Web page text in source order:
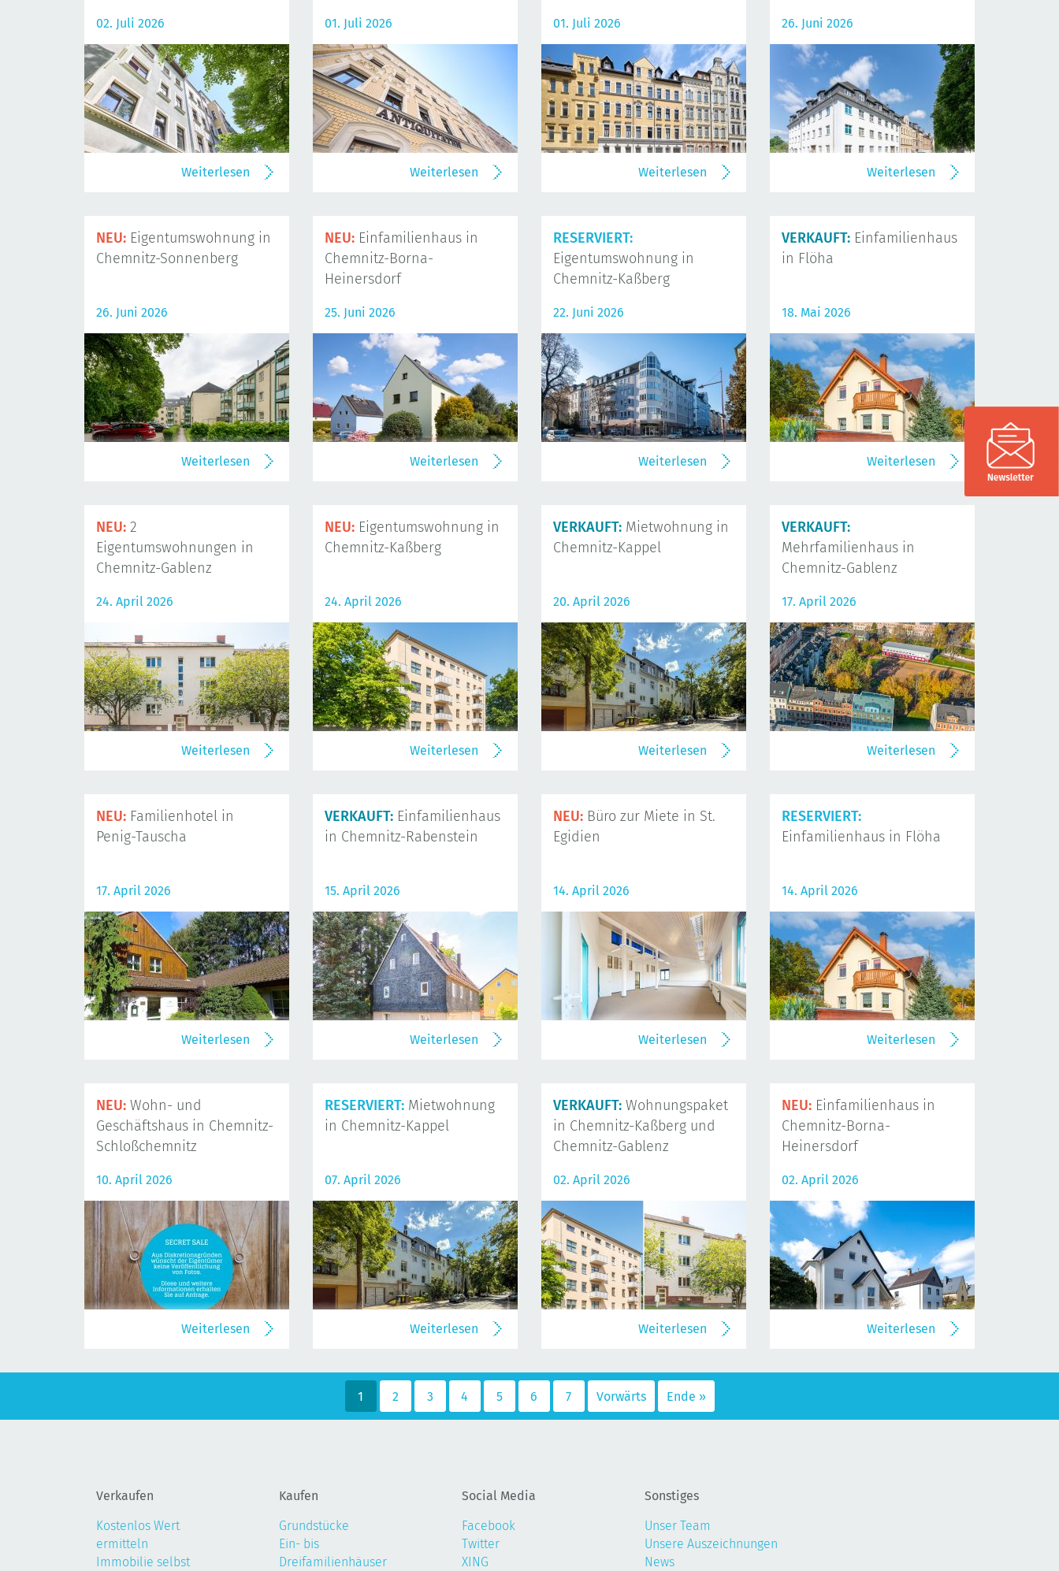
02. Juli 2026
Weiterlesen
01. Juli 2026
Weiterlesen
01. Juli 2026
Weiterlesen
26. Juni 2026
Weiterlesen
NEU: Eigentumswohnung in
Chemnitz-Sonnenberg
26. Juni 2026
Weiterlesen
NEU: Einfamilienhaus in
Chemnitz-Borna-
Heinersdorf
25. Juni 2026
Weiterlesen
RESERVIERT:
Eigentumswohnung in
Chemnitz-Kaßberg
22. Juni 2026
Weiterlesen
VERKAUFT: Einfamilienhaus
in Flöha
18. Mai 2026
Weiterlesen
NEU: 2
Eigentumswohnungen in
Chemnitz-Gablenz
24. April 2026
Weiterlesen
NEU: Eigentumswohnung in
Chemnitz-Kaßberg
24. April 2026
Weiterlesen
VERKAUFT: Mietwohnung in
Chemnitz-Kappel
20. April 2026
Weiterlesen
VERKAUFT:
Mehrfamilienhaus in
Chemnitz-Gablenz
17. April 2026
Weiterlesen
NEU: Familienhotel in
Penig-Tauscha
17. April 2026
Weiterlesen
VERKAUFT: Einfamilienhaus
in Chemnitz-Rabenstein
15. April 2026
Weiterlesen
NEU: Büro zur Miete in St.
Egidien
14. April 2026
Weiterlesen
RESERVIERT:
Einfamilienhaus in Flöha
14. April 2026
Weiterlesen
NEU: Wohn- und
Geschäftshaus in Chemnitz-
Schloßchemnitz
10. April 2026
Weiterlesen
RESERVIERT: Mietwohnung
in Chemnitz-Kappel
07. April 2026
Weiterlesen
VERKAUFT: Wohnungspaket
in Chemnitz-Kaßberg und
Chemnitz-Gablenz
02. April 2026
Weiterlesen
NEU: Einfamilienhaus in
Chemnitz-Borna-
Heinersdorf
02. April 2026
Weiterlesen
1 2 3 4 5 6 7 Vorwärts Ende »
Verkaufen
Kostenlos Wert
ermitteln
Immobilie selbst
Kaufen
Grundstücke
Ein- bis
Dreifamilienhäuser
Social Media
Facebook
Twitter
XING
Sonstiges
Unser Team
Unsere Auszeichnungen
News